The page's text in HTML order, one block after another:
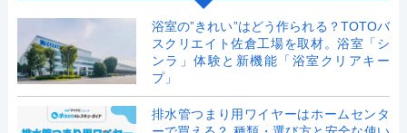
浴室の”きれい”はどう作られる？TOTOバ
スクリエイト佐倉工場を取材。浴室「シ
ンラ」体験と新機能「浴室クリアキー
プ」
排水管つまり用ワイヤーはホームセンタ